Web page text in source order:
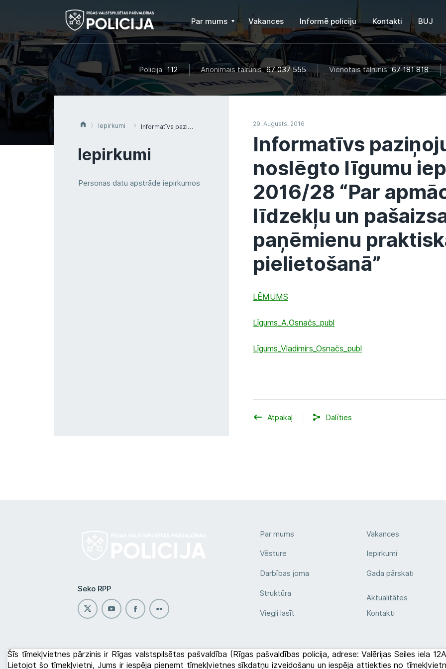
Par mums Vakances Informē policiju Kontakti BUJ
Policija 112 Anonīmais tālrunis 67 037 555 Vienotais tālrunis 67 181 818
Iepirkumi Informatīvs paziņojums par noslēgto līgumu iepirkumā Nr.RPP 2016/28 “Par apmācību speciālo līdzekļu un pašaizsardzības paņēmienu praktiskajā pielietošanā”
Iepirkumi
Personas datu apstrāde iepirkumos
29. Augusts, 2016
Informatīvs
noslēgto līgumu
2016/28 “Par
līdzekļu un
paņēmienu
pielietošanā”
LĒMUMS
Līgums_A.Osnačs_publ
Līgums_Vladimirs_Osnačs_publ
Atpakaļ Dalīties
Seko RPP
Par mums
Vēsture
Darbības joma
Struktūra
Viegli lasīt
Vakances
Iepirkumi
Gada pārskati
Aktualitātes
Kontakti
Šīs tīmekļvietnes pārzinis ir Rīgas valstspilsētas pašvaldība (Rīgas pašvaldības policija, adrese: Valērijas Seiles iela
Lietojot šo tīmekļvietni, Jums ir iespēja pieņemt tīmekļvietnes sīkdatņu izveidošanu un iespēja attiekties no